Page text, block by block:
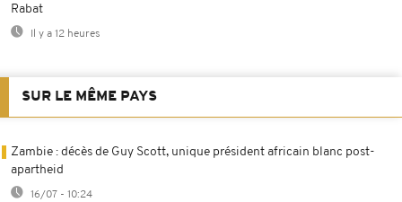
Rabat
Il y a 12 heures
SUR LE MÊME PAYS
Zambie : décès de Guy Scott, unique président africain blanc post-
apartheid
16/07 - 10:24